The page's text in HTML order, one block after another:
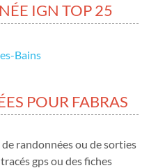
IGN TOP 25
Bains
POUR FABRAS
randonnées ou de sorties
gps ou des fiches